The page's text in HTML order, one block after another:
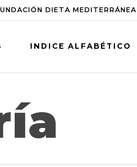
DIETA MEDITERRÁNEA
INDICE ALFABÉTICO